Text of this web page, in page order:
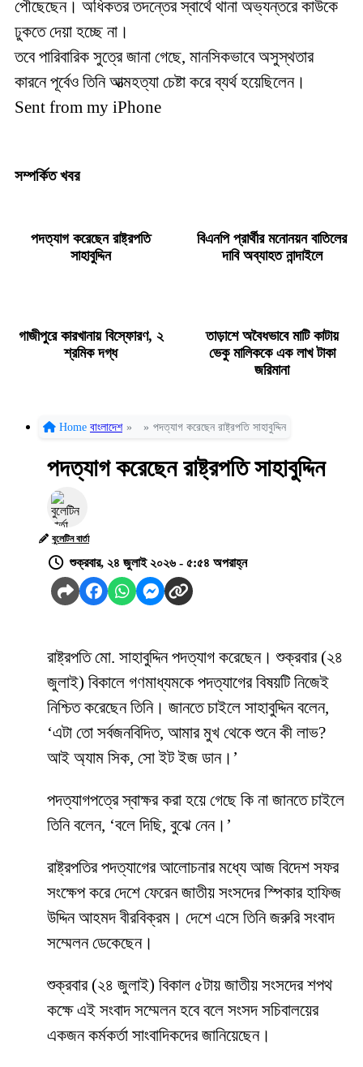
পৌছেছেন। অধিকতর তদন্তের স্বার্থে থানা অভ্যন্তরে কাউকে
ঢুকতে দেয়া হচ্ছে না।
তবে পারিবারিক সুত্রে জানা গেছে, মানসিকভাবে অসুস্থতার
কারনে পূর্বেও তিনি আত্মহত্যা চেষ্টা করে ব্যর্থ হয়েছিলেন।
Sent from my iPhone
সম্পর্কিত খবর
পদত্যাগ করেছেন রাষ্ট্রপতি
সাহাবুদ্দিন
বিএনপি প্রার্থীর মনোনয়ন বাতিলের
দাবি অব্যাহত নান্দাইলে
গাজীপুরে কারখানায় বিস্ফোরণ, ২
শ্রমিক দগ্ধ
তাড়াশে অবৈধভাবে মাটি কাটায়
ভেকু মালিককে এক লাখ টাকা
জরিমানা
Home বাংলাদেশ » » পদত্যাগ করেছেন রাষ্ট্রপতি সাহাবুদ্দিন
পদত্যাগ করেছেন রাষ্ট্রপতি সাহাবুদ্দিন
বুলেটিন বার্তা
শুক্রবার, ২৪ জুলাই ২০২৬ - ৫:৫৪ অপরাহ্ন
রাষ্ট্রপতি মো. সাহাবুদ্দিন পদত্যাগ করেছেন। শুক্রবার (২৪
জুলাই) বিকালে গণমাধ্যমকে পদত্যাগের বিষয়টি নিজেই
নিশ্চিত করেছেন তিনি। জানতে চাইলে সাহাবুদ্দিন বলেন,
‘এটা তো সর্বজনবিদিত, আমার মুখ থেকে শুনে কী লাভ?
আই অ্যাম সিক, সো ইট ইজ ডান।’
পদত্যাগপত্রে স্বাক্ষর করা হয়ে গেছে কি না জানতে চাইলে
তিনি বলেন, ‘বলে দিছি, বুঝে নেন।’
রাষ্ট্রপতির পদত্যাগের আলোচনার মধ্যে আজ বিদেশ সফর
সংক্ষেপ করে দেশে ফেরেন জাতীয় সংসদের স্পিকার হাফিজ
উদ্দিন আহমদ বীরবিক্রম। দেশে এসে তিনি জরুরি সংবাদ
সম্মেলন ডেকেছেন।
শুক্রবার (২৪ জুলাই) বিকাল ৫টায় জাতীয় সংসদের শপথ
কক্ষে এই সংবাদ সম্মেলন হবে বলে সংসদ সচিবালয়ের
একজন কর্মকর্তা সাংবাদিকদের জানিয়েছেন।